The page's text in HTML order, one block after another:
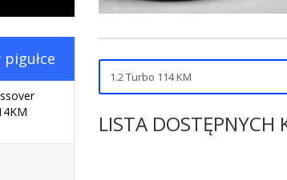
LISTA DOSTĘPNYCH
pigułce